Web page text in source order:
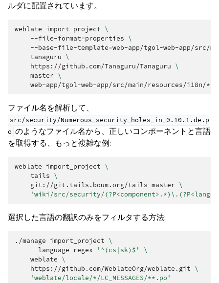
ルダに配置されています。
weblate import_project \
--file-format=properties \
--base-file-template=web-app/tgol-web-app/src/
tanaguru \
https://github.com/Tanaguru/Tanaguru \
master \
ファイル名を解析して、
src/security/Numerous_security_holes_in_0.10.1.de.p
o のようなファイル名から、正しいコンポーネントと言語
を取得する、もっと複雑な例:
weblate import_project \
tails \
git://git.tails.boum.org/tails master \
'wiki/src/security/
選択した言語の翻訳のみをフィルタする方法:
./manage import_project \
--language-regex
'^(cs|sk)$'
\
weblate \
https://github.com/WeblateOrg/weblate.git \
'weblate/locale/*/LC_MESSAGES/**.po'